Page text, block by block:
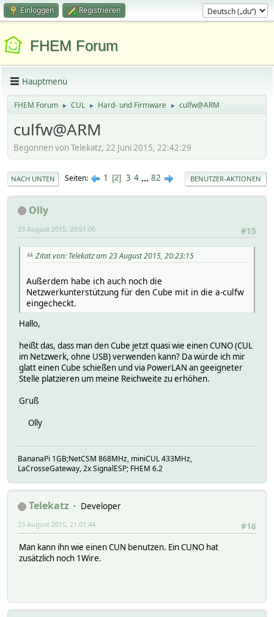
Einloggen Registrieren
FHEM Forum
Hauptmenü
FHEM Forum ► CUL ► Hard- und Firmware ► culfw@ARM
culfw@ARM
Begonnen von Telekatz, 22 Juni 2015, 22:42:29
NACH UNTEN Seiten 1 2 3 4 ... 82 BENUTZER-AKTIONEN
Olly
#15
23 August 2015, 20:51:06
Zitat von: Telekatz am 23 August 2015, 20:23:15
Außerdem habe ich auch noch die
Netzwerkunterstützung für den Cube mit in die a-culfw
eingecheckt.
Hallo,
heißt das, dass man den Cube jetzt quasi wie einen CUNO (CUL
im Netzwerk, ohne USB) verwenden kann? Da würde ich mir
glatt einen Cube schießen und via PowerLAN an geeigneter
Stelle platzieren um meine Reichweite zu erhöhen.
Gruß
Olly
BananaPi 1GB;NetCSM 868MHz, miniCUL 433MHz,
LaCrosseGateway, 2x SignalESP; FHEM 6.2
Telekatz
Developer
#16
23 August 2015, 21:01:44
Man kann ihn wie einen CUN benutzen. Ein CUNO hat
zusätzlich noch 1Wire.